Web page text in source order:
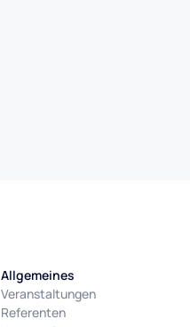
Allgemeines
Veranstaltungen
Referenten